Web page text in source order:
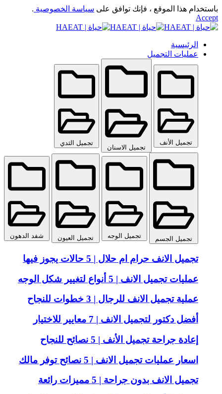
باستخدام هذا الموقع ، فإنك توافق على سياسة الخصوصية .
Accept
الرئيسية
عمليات التجميل
تجميل الأنف
تجميل الاسنان
تجميل الثدي
تجميل الجسم تجميل الوجه تجميل العيون شفد الدهون
تجميل الانف حرام ام حلال | 5 حالات يجوز فيها
عمليات تجميل الانف | 5 أنواع لتغيير شكل الوجه
عملية تجميل الانف للرجال | 3 خطوات للنجاح
أفضل دكتور لتجميل الانف | 7 معايير للاختيار
إعادة جراحة تجميل الأنف | 5 نصائح للنجاح
اسعار عمليات تجميل الانف | 5 نصائح توفر مالك
تجميل الانف بدون جراحة | 5 مميزات رائعة